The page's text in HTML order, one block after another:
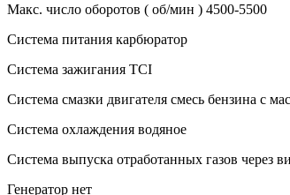
Макс. число оборотов ( об/мин ) 4500-5500
Система питания карбюратор
Система зажигания TCI
Система смазки двигателя смесь бензина с
Система охлаждения водяное
Система выпуска отработанных газов через
Генератор нет